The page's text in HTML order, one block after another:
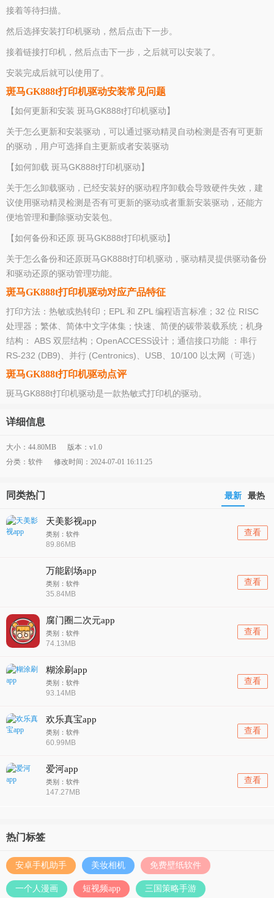
接着等待扫描。
然后选择安装打印机驱动，然后点击下一步。
接着链接打印机，然后点击下一步，之后就可以安装了。
安装完成后就可以使用了。
斑马GK888t打印机驱动安装常见问题
【如何更新和安装 斑马GK888t打印机驱动】
关于怎么更新和安装驱动，可以通过驱动精灵自动检测是否有可更新
的驱动，用户可选择自主更新或者安装驱动
【如何卸载 斑马GK888t打印机驱动】
关于怎么卸载驱动，已经安装好的驱动程序卸载会导致硬件失效，建
议使用驱动精灵检测是否有可更新的驱动或者重新安装驱动，还能方
便地管理和删除驱动安装包。
【如何备份和还原 斑马GK888t打印机驱动】
关于怎么备份和还原斑马GK888t打印机驱动，驱动精灵提供驱动备份
和驱动还原的驱动管理功能。
斑马GK888t打印机驱动对应产品特征
打印方法：热敏或热转印；EPL 和 ZPL 编程语言标准；32 位 RISC
处理器；繁体、简体中文字体集；快速、简便的碳带装载系统；机身
结构： ABS 双层结构；OpenACCESS设计；通信接口功能 ：串行
RS-232 (DB9)、并行 (Centronics)、USB、10/100 以太网（可选）
斑马GK888t打印机驱动点评
斑马GK888t打印机驱动是一款热敏式打印机的驱动。
详细信息
大小：44.80MB
版本：v1.0
分类：软件
修改时间：2024-07-01 16:11:25
同类热门 最新 最热
天美影视app
类别：软件
89.86MB
查看
万能剧场app
类别：软件
35.84MB
查看
腐门圈二次元app
类别：软件
74.13MB
查看
糊涂刷app
类别：软件
93.14MB
查看
欢乐真宝app
类别：软件
60.99MB
查看
爱河app
类别：软件
147.27MB
查看
热门标签
安卓手机助手 美妆相机 免费壁纸软件
一个人漫画 短视频app 三国策略手游